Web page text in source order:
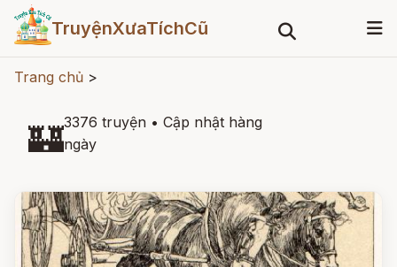
TruyệnXưaTíchCũ
Trang chủ >
🏰3376 truyện • Cập nhật hàng
ngày